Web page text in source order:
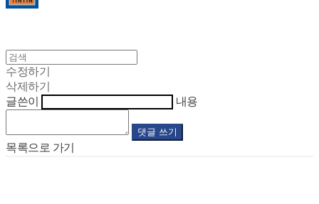
수정하기
삭제하기
글쓴이
내용
댓글 쓰기
목록으로 가기